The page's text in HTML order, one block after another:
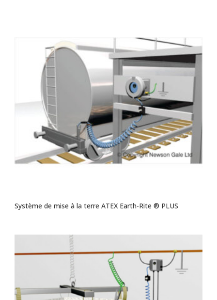
Système de mise à la terre ATEX Earth-Rite ® PLUS